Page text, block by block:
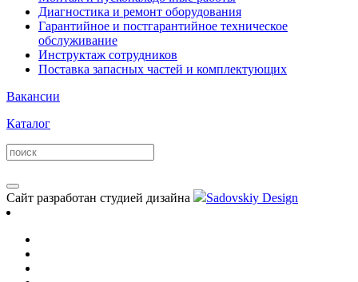
Диагностика и ремонт оборудования
Гарантийное и постгарантийное техническое
обслуживание
Инструктаж сотрудников
Поставка запасных частей и комплектующих
Вакансии
Каталог
Сайт разработан студией дизайна Sadovskiy Design